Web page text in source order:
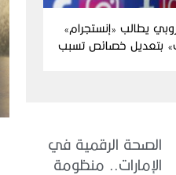
يطالب «إنستجرام»
بتعديل خصائص تسبب
الصحة الرقمية في
الإمارات.. منظومة